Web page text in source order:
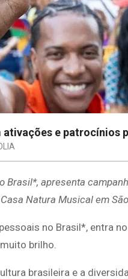
e patrocínios
Brasil*, apresenta
Natura Musical em
no Brasil*, entra
brilho.
brasileira e a